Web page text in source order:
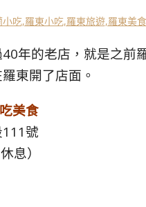
年的老店，就是之前
東開了店面。
美食
號
息）